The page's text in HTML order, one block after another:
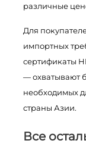
различные
Для
импортных
сертификаты
— охватывают
необходимых
страны Азии.
Все